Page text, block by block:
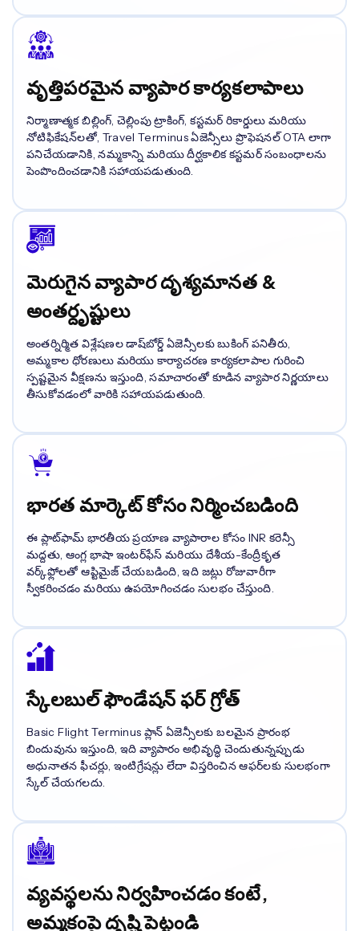
వృత్తిపరమైన వ్యాపార కార్యకలాపాలు
నిర్మాణాత్మక బిల్లింగ్, చెల్లింపు ట్రాకింగ్, కస్టమర్ రికార్డులు మరియు
నోటిఫికేషన్‌లతో, Travel Terminus ఏజెన్సీలు ప్రొఫెషనల్ OTA లాగా
పనిచేయడానికి, నమ్మకాన్ని మరియు దీర్ఘకాలిక కస్టమర్ సంబంధాలను
పెంపొందించడానికి సహాయపడుతుంది.
మెరుగైన వ్యాపార దృశ్యమానత &
అంతర్దృష్టులు
అంతర్నిర్మిత విశ్లేషణల డాష్‌బోర్డ్ ఏజెన్సీలకు బుకింగ్ పనితీరు,
అమ్మకాల ధోరణులు మరియు కార్యాచరణ కార్యకలాపాల గురించి
స్పష్టమైన వీక్షణను ఇస్తుంది, సమాచారంతో కూడిన వ్యాపార నిర్ణయాలు
తీసుకోవడంలో వారికి సహాయపడుతుంది.
భారత మార్కెట్ కోసం నిర్మించబడింది
ఈ ప్లాట్‌ఫామ్ భారతీయ ప్రయాణ వ్యాపారాల కోసం INR కరెన్సీ
మద్దతు, ఆంగ్ల భాషా ఇంటర్‌ఫేస్ మరియు దేశీయ-కేంద్రీకృత
వర్క్‌ఫ్లోలతో ఆప్టిమైజ్ చేయబడింది, ఇది జట్లు రోజువారీగా
స్వీకరించడం మరియు ఉపయోగించడం సులభం చేస్తుంది.
స్కేలబుల్ ఫౌండేషన్ ఫర్ గ్రోత్
Basic Flight Terminus ప్లాన్ ఏజెన్సీలకు బలమైన ప్రారంభ
బిందువును ఇస్తుంది, ఇది వ్యాపారం అభివృద్ధి చెందుతున్నప్పుడు
అధునాతన ఫీచర్లు, ఇంటిగ్రేషన్లు లేదా విస్తరించిన ఆఫర్‌లకు సులభంగా
స్కేల్ చేయగలదు.
వ్యవస్థలను నిర్వహించడం కంటే,
అమ్మకంపై దృష్టి పెట్టండి